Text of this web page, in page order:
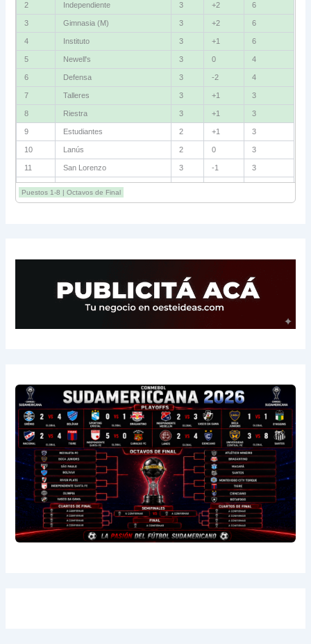
2 Independiente 3 +2 6
3 Gimnasia (M) 3 +2 6
4 Instituto 3 +1 6
5 Newell's 3 0 4
6 Defensa 3 -2 4
7 Talleres 3 +1 3
8 Riestra 3 +1 3
9 Estudiantes 2 +1 3
10 Lanús 2 0 3
11 San Lorenzo 3 -1 3
12 Central Córdoba
13 Unión 2 -2 1
Puestos 1-8 | Octavos de Final